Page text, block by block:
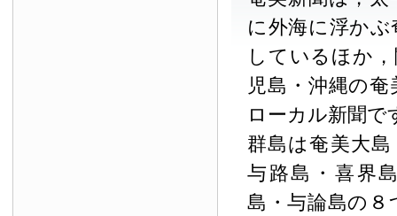
に外海に浮か
しているほか
児島・沖縄の
ローカル新聞で
群島は奄美大
与路島・喜界
島・与論島の